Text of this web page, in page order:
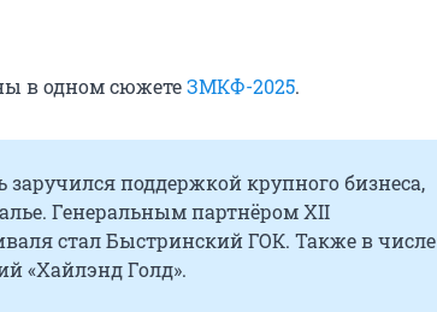
в одном сюжетеЗМКФ-2025.
заручился поддержкой крупного бизнеса,
Генеральным партнёром XII
стал Быстринский ГОК. Также в числе
«Хайлэнд Голд».